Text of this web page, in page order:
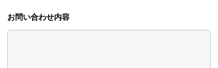
お問い合わせ内容